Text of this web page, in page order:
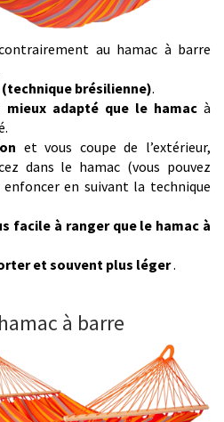
au hamac à barre
brésilienne).
adapté que le hamac à
et vous coupe de l’extérieur,
dans le hamac (vous pouvez
en suivant la technique
facile à ranger que le hamac à
et souvent plus léger.
à barre